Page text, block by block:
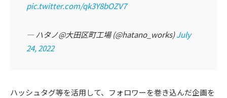
pic.twitter.com/qk3Y8bOZV7
— ハタノ@大田区町工場 (@hatano_works)July
24, 2022
ハッシュタグ等を活用して、フォロワーを巻き込んだ企画を